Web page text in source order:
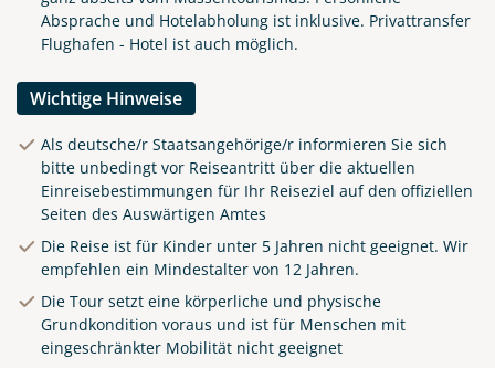
Absprache und Hotelabholung ist inklusive. Privattransfer
Flughafen - Hotel ist auch möglich.
Wichtige Hinweise
Als deutsche/r Staatsangehörige/r informieren Sie sich
bitte unbedingt vor Reiseantritt über die aktuellen
Einreisebestimmungen für Ihr Reiseziel auf den offiziellen
Seiten des Auswärtigen Amtes
Die Reise ist für Kinder unter 5 Jahren nicht geeignet. Wir
empfehlen ein Mindestalter von 12 Jahren.
Die Tour setzt eine körperliche und physische
Grundkondition voraus und ist für Menschen mit
eingeschränkter Mobilität nicht geeignet